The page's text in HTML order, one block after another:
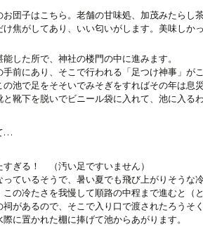
お団子はこちら。老舗の甘味処、加茂みたら
け焦がしてあり、いい匂いがします。美味しか
した所で、神社の楼門の中に進みます。
手前にあり、そこで行われる「足つけ神事」が
の池で足をそそいでみそぎをすればその年は息
と靴下を脱いでビニール袋に入れて、池に入る
…
すぎる！ （汚い足ですいません）
っているそうで、暑い夏でも飛び上がりそうな
この冷たさを我慢して順路の中程まで進むと（
祠があるので、そこで入り口で渡されたろうそ
に置かれた棚に捧げて池からあがります。